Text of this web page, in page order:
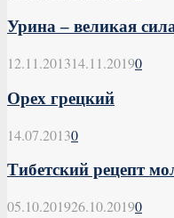
Урина – великая
12.11.201314.11.20190
Орех грецкий
14.07.20130
Тибетский рецепт
05.10.201926.10.20190